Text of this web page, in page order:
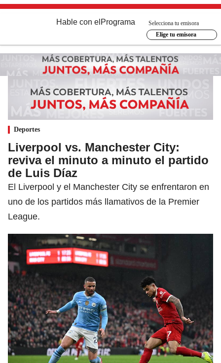
Hable con el Programa
Selecciona tu emisora
Elige tu emisora
Deportes
Liverpool vs. Manchester City:
reviva el minuto a minuto el partido
de Luis Díaz
El Liverpool y el Manchester City se enfrentaron en
uno de los partidos más llamativos de la Premier
League.